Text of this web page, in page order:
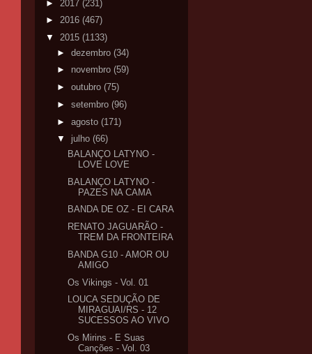
► 2017 (231)
► 2016 (467)
▼ 2015 (1133)
► dezembro (34)
► novembro (59)
► outubro (75)
► setembro (96)
► agosto (171)
▼ julho (66)
BALANÇO LATYNO -
LOVE LOVE
BALANÇO LATYNO -
PAZES NA CAMA
BANDA DE OZ - EI CARA
RENATO JAGUARÃO -
TREM DA FRONTEIRA
BANDA G10 - AMOR OU
AMIGO
Os Vikings - Vol. 01
LOUCA SEDUÇÃO DE
MIRAGUAI/RS - 12
SUCESSOS AO VIVO
Os Mirins - E Suas
Canções - Vol. 03